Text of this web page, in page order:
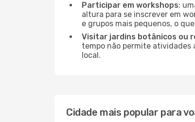
Participar em workshops:
altura para se inscrever em
e grupos mais pequenos, o
Visitar jardins botânicos ou
tempo não permite atividades
local.
Cidade mais popular para